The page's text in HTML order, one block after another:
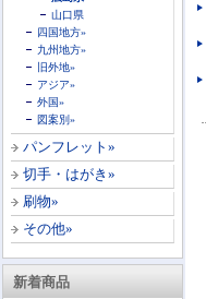
山口県
四国地方»
九州地方»
旧外地»
アジア»
外国»
図案別»
パンフレット»
切手・はがき»
刷物»
その他»
新着商品